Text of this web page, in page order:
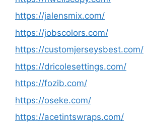
https://jalensmix.com/
https://jobscolors.com/
https://customjerseysbest.com/
https://dricolesettings.com/
https://fozib.com/
https://oseke.com/
https://acetintswraps.com/